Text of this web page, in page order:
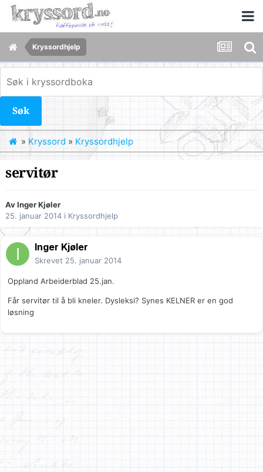
Kryssordhjelp
Søk
» Kryssord » Kryssordhjelp
servitør
AvInger Kjøler
25. januar 2014 i Kryssordhjelp
Inger Kjøler
Skrevet 25. januar 2014
Oppland Arbeiderblad 25.jan.
Får servitør til å bli kneler. Dysleksi? Synes KELNER er en god
løsning